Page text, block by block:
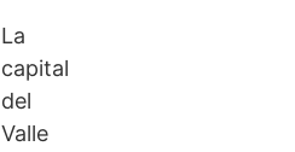
La
capital
del
Valle